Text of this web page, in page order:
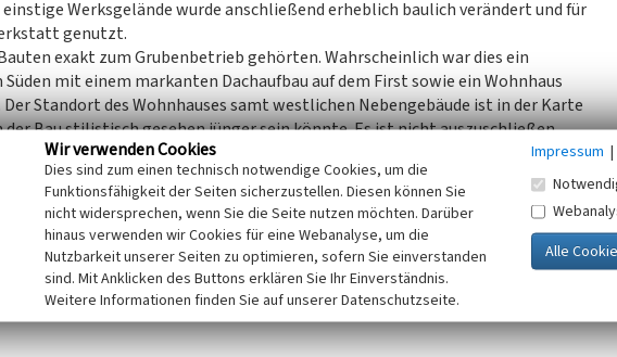
Werksgelände wurde anschließend erheblich baulich verändert und für
genutzt.
exakt zum Grubenbetrieb gehörten. Wahrscheinlich war dies ein
mit einem markanten Dachaufbau auf dem First sowie ein Wohnhaus
Standort des Wohnhauses samt westlichen Nebengebäude ist in der Karte
Bau stilistisch gesehen jünger sein könnte. Es ist nicht auszuschließen,
aus der Zeit des Grubenbetriebes auf dem Gelände bisher unerkannt erhalten
der Grube »Glückauf« sind bergbau- und wirtschaftsgeschichtlich
wenige Objekte dieser frühen und noch kleinen Braunkohlengruben im
für Denkmalpflege Sachsen, 2023)
Wir verwenden Cookies
Dies sind zum einen technisch notwendige Cookies, um die
Funktionsfähigkeit der Seiten sicherzustellen. Diesen können Sie
nicht widersprechen, wenn Sie die Seite nutzen möchten. Darüber
hinaus verwenden wir Cookies für eine Webanalyse, um die
Nutzbarkeit unserer Seiten zu optimieren, sofern Sie einverstanden
sind. Mit Anklicken des Buttons erklären Sie Ihr Einverständnis.
Weitere Informationen finden Sie auf unserer Datenschutzseite.
Impressum |